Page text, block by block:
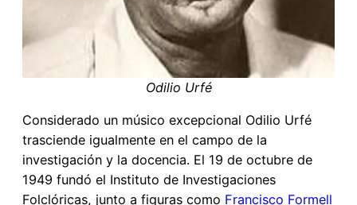
Odilio Urfé
Considerado un músico excepcional Odilio Urfé
trasciende igualmente en el campo de la
investigación y la docencia. El 19 de octubre de
1949 fundó el Instituto de Investigaciones
Folclóricas, junto a figuras como Francisco Formell